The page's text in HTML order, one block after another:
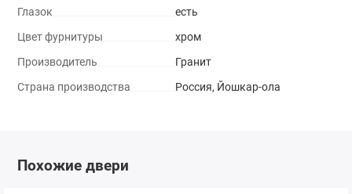
Глазок
есть
Цвет фурнитуры
хром
Производитель
Гранит
Страна производства
Россия, Йошкар-ола
Похожие двери